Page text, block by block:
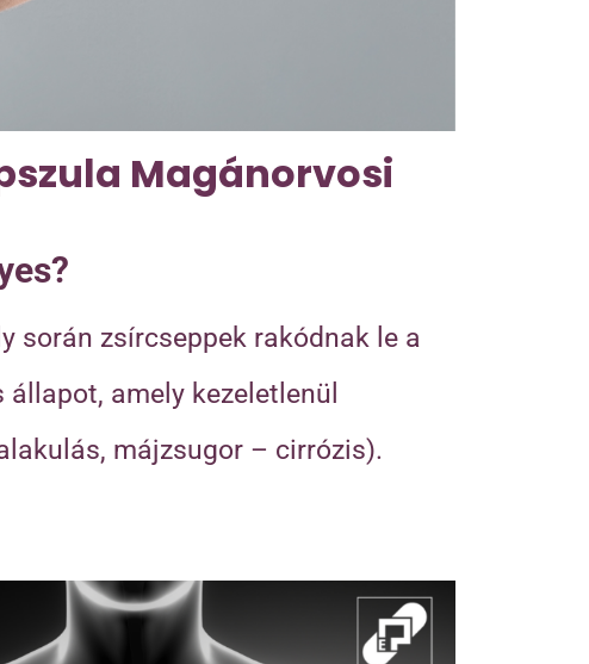
Magánorvosi
során zsírcseppek rakódnak le a
amely kezeletlenül
májzsugor – cirrózis).